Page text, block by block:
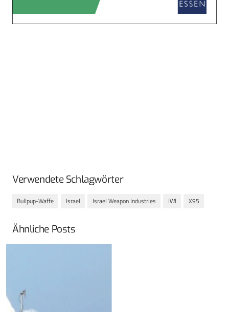
Verwendete Schlagwörter
Bullpup-Waffe Israel Israel Weapon Industries IWI X95
Ähnliche Posts